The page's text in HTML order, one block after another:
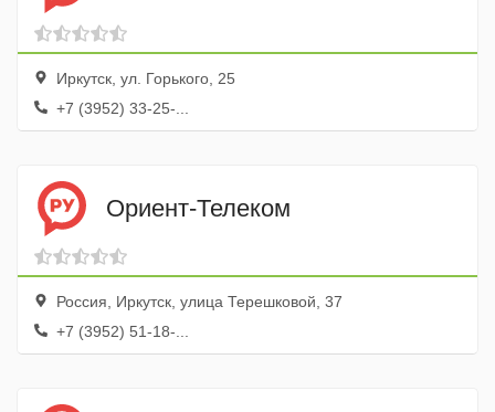
Иркутск, ул. Горького, 25
+7 (3952) 33-25-...
Ориент-Телеком
Россия, Иркутск, улица Терешковой, 37
+7 (3952) 51-18-...